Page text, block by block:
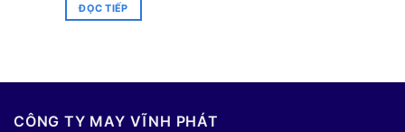
ĐỌC TIẾP
CÔNG TY MAY VĨNH PHÁT